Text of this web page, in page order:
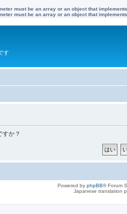
must be an array or an object that
must be an array or an object that
す
か？
Powered by phpBB® Forum
Japanese translation